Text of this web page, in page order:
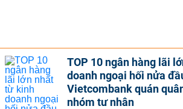
TOP 10 ngân hàng lãi
doanh ngoại hối nửa
Vietcombank quán
nhóm tư nhân